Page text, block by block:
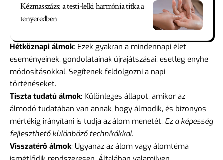
Kézmasszázs: a testi-lelki harmónia titka a
tenyeredben
Hétköznapi álmok: Ezek gyakran a mindennapi élet
eseményeinek, gondolatainak újrajátszásai, esetleg enyhe
módosításokkal. Segítenek feldolgozni a napi
történéseket.
Tiszta tudatú álmok: Különleges állapot, amikor az
álmodó tudatában van annak, hogy álmodik, és bizonyos
mértékig irányítani is tudja az álom menetét. Ez a képesség
fejleszthető különböző technikákkal.
Visszatérő álmok: Ugyanaz az álom vagy álomtéma